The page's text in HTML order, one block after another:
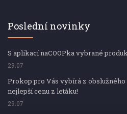
Poslední novinky
S aplikací naCOOPka vybrané
29.07
Prokop pro Vás vybírá z
nejlepší cenu z letáku!
29.07